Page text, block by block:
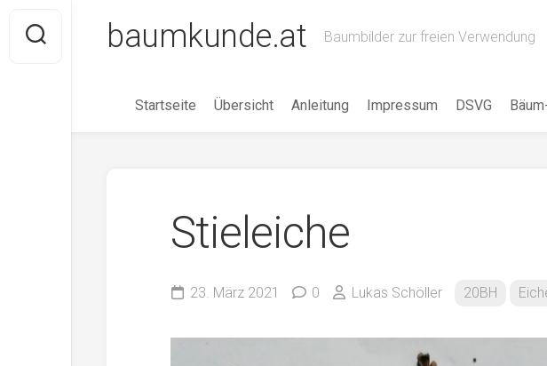
content
baumkunde.at Baumbilder zur freien Verwendung
Startseite Übersicht Anleitung Impressum DSVG
Stieleiche
23. März 2021 0 Lukas Schöller 20BH